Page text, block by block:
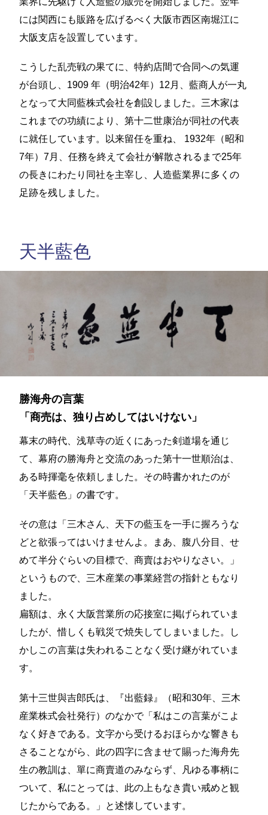
には関西にも販路を広げるべく大阪市西区南堀江に
大阪支店を設置しています。
こうした乱売戦の果てに、特約店間で合同への気運
が台頭し、1909 年（明治42年）12月、藍商人が一丸
となって大同藍株式会社を創設しました。三木家は
これまでの功績により、第十二世康治が同社の代表
に就任しています。以来留任を重ね、 1932年（昭和
7年）7月、任務を終えて会社が解散されるまで25年
の長きにわたり同社を主宰し、人造藍業界に多くの
足跡を残しました。
天半藍色
勝海舟の言葉
「商売は、独り占めしてはいけない」
幕末の時代、浅草寺の近くにあった剣道場を通じ
て、幕府の勝海舟と交流のあった第十一世順治は、
ある時揮毫を依頼しました。その時書かれたのが
「天半藍色」の書です。
その意は「三木さん、天下の藍玉を一手に握ろうな
どと欲張ってはいけませんよ。まあ、腹八分目、せ
めて半分ぐらいの目標で、商賣はおやりなさい。」
というもので、三木産業の事業経営の指針ともなり
ました。
扁額は、永く大阪営業所の応接室に掲げられていま
したが、惜しくも戦災で焼失してしまいました。し
かしこの言葉は失われることなく受け継がれていま
す。
第十三世與吉郎氏は、『出藍録』（昭和30年、三木
産業株式会社発行）のなかで「私はこの言葉がこよ
なく好きである。文字から受けるおほらかな響きも
さることながら、此の四字に含ませて賜った海舟先
生の教訓は、單に商賣道のみならず、凡ゆる事柄に
ついて、私にとっては、此の上もなき貴い戒めと観
じたからである。」と述懐しています。